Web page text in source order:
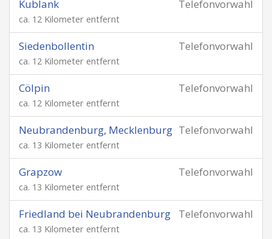
Telefonvorwahl
Kublank
ca. 12 Kilometer entfernt
Telefonvorwahl
Siedenbollentin
ca. 12 Kilometer entfernt
Telefonvorwahl
Cölpin
ca. 12 Kilometer entfernt
Telefonvorwahl
Neubrandenburg, Mecklenburg
ca. 13 Kilometer entfernt
Telefonvorwahl
Grapzow
ca. 13 Kilometer entfernt
Telefonvorwahl
Friedland bei Neubrandenburg
ca. 13 Kilometer entfernt